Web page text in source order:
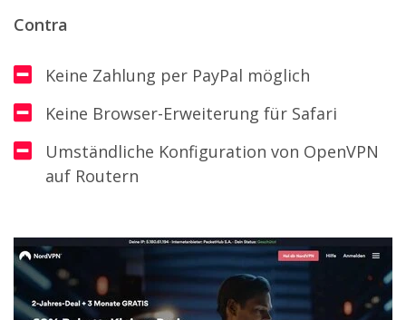
Contra
Keine Zahlung per PayPal möglich
Keine Browser-Erweiterung für Safari
Umständliche Konfiguration von OpenVPN
auf Routern